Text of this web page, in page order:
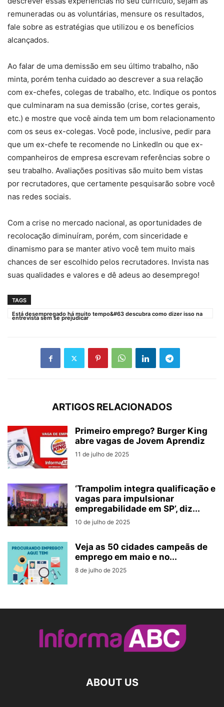
remuneradas ou as voluntárias, mensure os resultados,
fale sobre as estratégias que utilizou e os benefícios
alcançados.
Ao falar de uma demissão em seu último trabalho, não
minta, porém tenha cuidado ao descrever a sua relação
com ex-chefes, colegas de trabalho, etc. Indique os pontos
que culminaram na sua demissão (crise, cortes gerais,
etc.) e mostre que você ainda tem um bom relacionamento
com os seus ex-colegas. Você pode, inclusive, pedir para
que um ex-chefe te recomende no LinkedIn ou que ex-
companheiros de empresa escrevam referências sobre o
seu trabalho. Avaliações positivas são muito bem vistas
por recrutadores, que certamente pesquisarão sobre você
nas redes sociais.
Com a crise no mercado nacional, as oportunidades de
recolocação diminuíram, porém, com sinceridade e
dinamismo para se manter ativo você tem muito mais
chances de ser escolhido pelos recrutadores. Invista nas
suas qualidades e valores e dê adeus ao desemprego!
TAGS
Está desempregado há muito tempo&#63 descubra como dizer isso na
entrevista sem se prejudicar
ARTIGOS RELACIONADOS
Primeiro emprego? Burger King
abre vagas de Jovem Aprendiz
11 de julho de 2025
‘Trampolim integra qualificação e
vagas para impulsionar
empregabilidade em SP’, diz...
10 de julho de 2025
Veja as 50 cidades campeãs de
emprego em maio e no...
8 de julho de 2025
ABOUT US